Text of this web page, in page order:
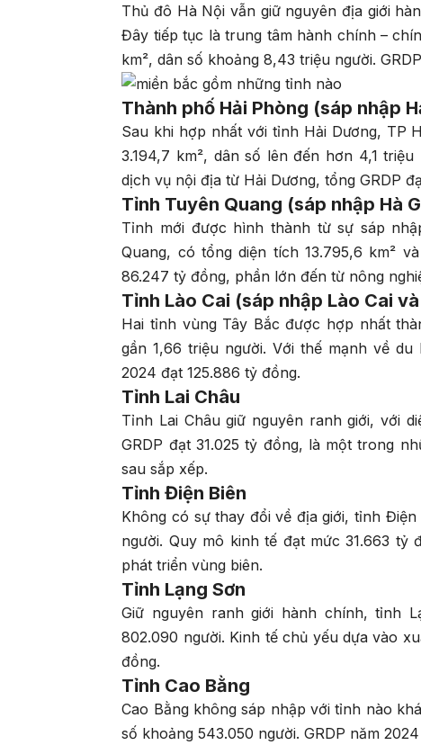
Thủ đô Hà Nội vẫn giữ nguyên địa giới
Đây tiếp tục là trung tâm hành chính –
km², dân số khoảng 8,43 triệu người.
Thành phố Hải Phòng (sáp nhập
Sau khi hợp nhất với tỉnh Hải Dương, TP
3.194,7 km², dân số lên đến hơn 4,1
dịch vụ nội địa từ Hải Dương, tổng GRDP
Tỉnh Tuyên Quang (sáp nhập Hà
Tỉnh mới được hình thành từ sự sáp
Quang, có tổng diện tích 13.795,6 km²
86.247 tỷ đồng, phần lớn đến từ nông
Tỉnh Lào Cai (sáp nhập Lào Cai
Hai tỉnh vùng Tây Bắc được hợp nhất
gần 1,66 triệu người. Với thế mạnh về
2024 đạt 125.886 tỷ đồng.
Tỉnh Lai Châu
Tỉnh Lai Châu giữ nguyên ranh giới, với
GRDP đạt 31.025 tỷ đồng, là một trong
sau sắp xếp.
Tỉnh Điện Biên
Không có sự thay đổi về địa giới, tỉnh
người. Quy mô kinh tế đạt mức 31.663
phát triển vùng biên.
Tỉnh Lạng Sơn
Giữ nguyên ranh giới hành chính, tỉnh
802.090 người. Kinh tế chủ yếu dựa vào
đồng.
Tỉnh Cao Bằng
Cao Bằng không sáp nhập với tỉnh nào
số khoảng 543.050 người. GRDP năm